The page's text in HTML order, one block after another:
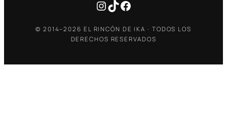
Instagram
TikTokFacebook
© 2014–2026 EL RINCÓN DE IKA · TODOS LOS
DERECHOS RESERVADOS